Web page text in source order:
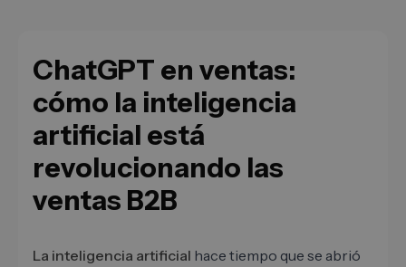
ChatGPT en ventas:
cómo la inteligencia
artificial está
revolucionando las
ventas B2B
La inteligencia artificial hace tiempo que se abrió